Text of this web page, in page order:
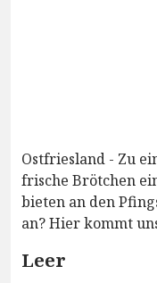
Ostfriesland - Zu
frische Brötchen
bieten an den
an? Hier kommt
Leer